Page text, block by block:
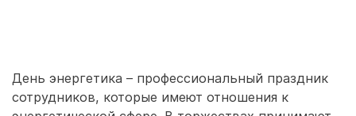
День энергетика – профессиональный праздник
сотрудников, которые имеют отношения к